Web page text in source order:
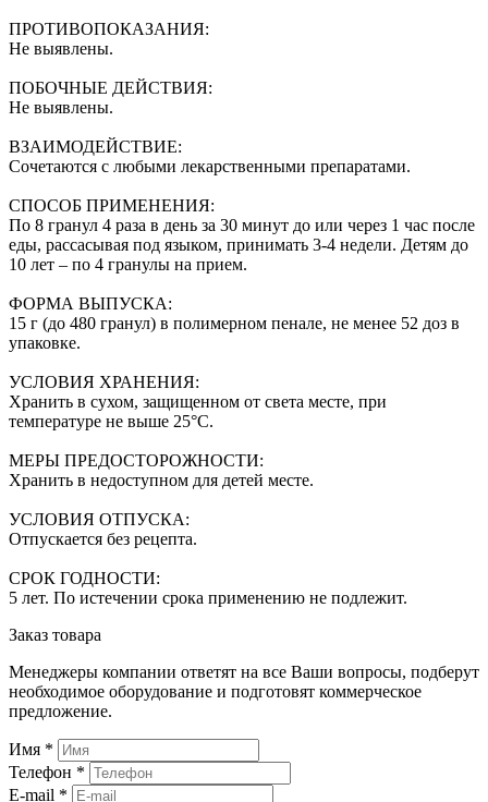
ПРОТИВОПОКАЗАНИЯ:
Не выявлены.
ПОБОЧНЫЕ ДЕЙСТВИЯ:
Не выявлены.
ВЗАИМОДЕЙСТВИЕ:
Сочетаются с любыми лекарственными препаратами.
СПОСОБ ПРИМЕНЕНИЯ:
По 8 гранул 4 раза в день за 30 минут до или через 1 час после
еды, рассасывая под языком, принимать 3-4 недели. Детям до
10 лет – по 4 гранулы на прием.
ФОРМА ВЫПУСКА:
15 г (до 480 гранул) в полимерном пенале, не менее 52 доз в
упаковке.
УСЛОВИЯ ХРАНЕНИЯ:
Хранить в сухом, защищенном от света месте, при
температуре не выше 25°С.
МЕРЫ ПРЕДОСТОРОЖНОСТИ:
Хранить в недоступном для детей месте.
УСЛОВИЯ ОТПУСКА:
Отпускается без рецепта.
СРОК ГОДНОСТИ:
5 лет. По истечении срока применению не подлежит.
Заказ товара
Менеджеры компании ответят на все Ваши вопросы, подберут
необходимое оборудование и подготовят коммерческое
предложение.
Имя *
Телефон *
E-mail *